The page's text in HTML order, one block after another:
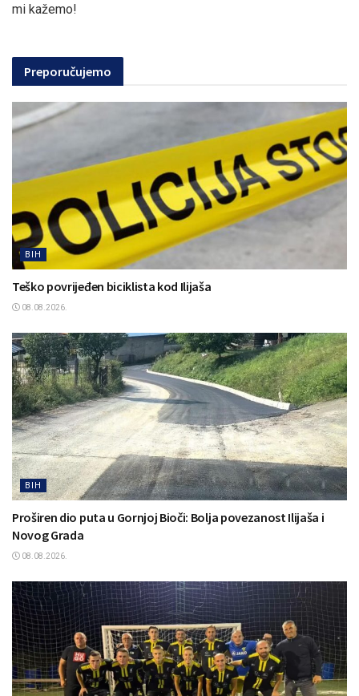
mi kažemo!
Preporučujemo
BIH
Teško povrijeđen biciklista kod Ilijaša
08.08.2026.
BIH
Proširen dio puta u Gornjoj Bioči: Bolja povezanost Ilijaša i
Novog Grada
08.08.2026.